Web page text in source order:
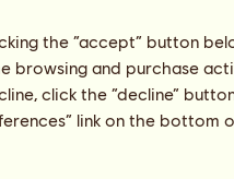
Ausdauer
Tempo
Dressur
Galopp
the “accept” button
browsing and purchase
click the “decline”
link on the bottom